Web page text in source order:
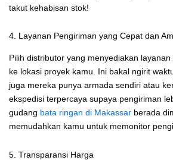
takut kehabisan stok!
4. Layanan Pengiriman yang Cepat dan
Pilih distributor yang menyediakan
ke lokasi proyek kamu. Ini bakal ngirit
juga mereka punya armada sendiri atau
ekspedisi terpercaya supaya pengiriman
gudang bata ringan di Makassar berada
memudahkan kamu untuk memonitor
5. Transparansi Harga